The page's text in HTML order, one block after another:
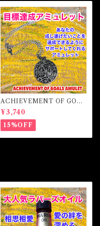
ACHIEVEMENT OF GOAL
S AMULET -あなたを目標達
成へと導くアミュレット-
¥3,740
15%OFF